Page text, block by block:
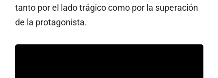
tanto por el lado trágico como por la superación
de la protagonista.